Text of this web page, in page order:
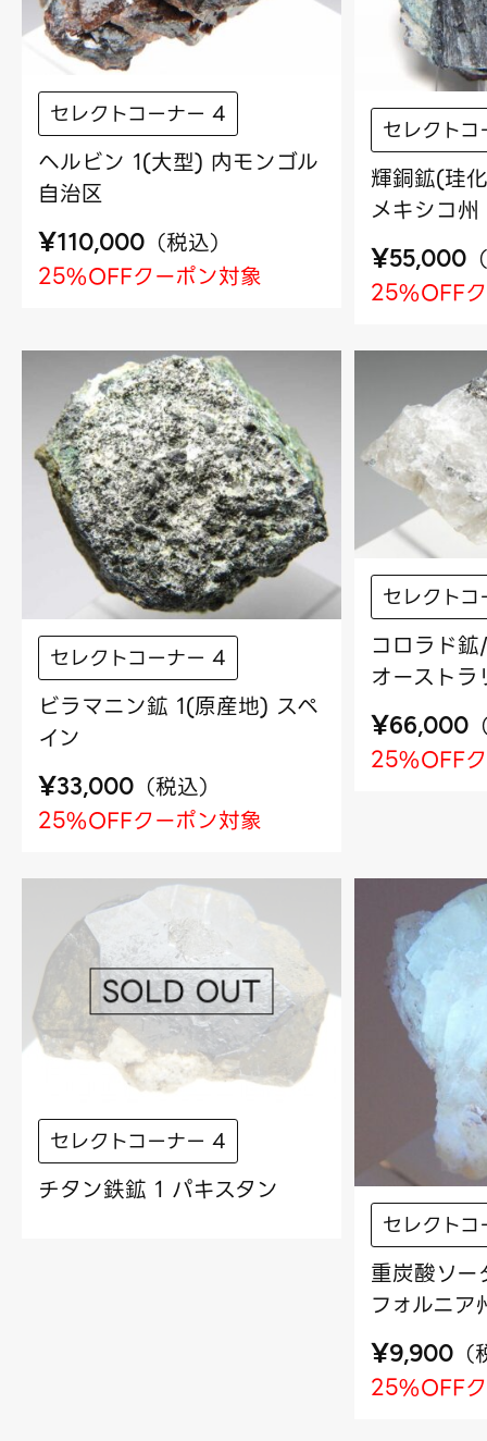
セレクトコーナー 4
ヘルビン 1(大型) 内モンゴル
自治区
¥110,000 （税込）
25%OFFクーポン対象
セレクト
輝銅鉱(珪
メキシコ州
¥55,000 （
25%OFF
セレクトコーナー 4
ビラマニン鉱 1(原産地) スペ
イン
¥33,000 （税込）
25%OFFクーポン対象
セレクト
コロラド
オーストラ
¥66,000
25%OFF
セレクトコーナー 4
チタン鉄鉱 1 パキスタン
セレクト
重炭酸ソ
フォルニア
¥9,900 （
25%OFF